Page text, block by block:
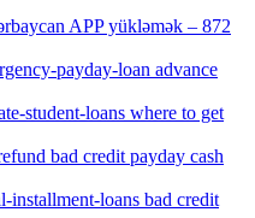
APP yükləmək – 872
payday-loan advance
student-loans where to get
bad credit payday cash
installment-loans bad credit